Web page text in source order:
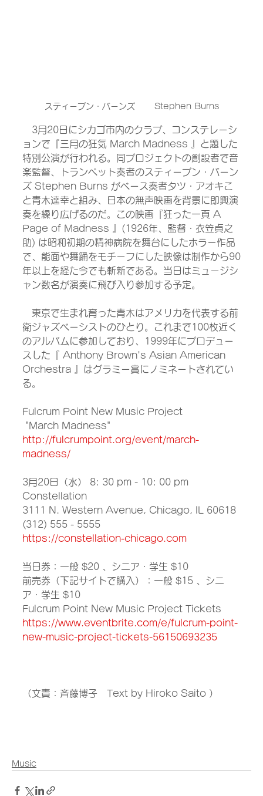
スティーブン・バーンズ 　　Stephen Burns
3月20日にシカゴ市内のクラブ、コンステレーシ
ョンで『三月の狂気 March Madness 』と題した
特別公演が行われる。同プロジェクトの創設者で音
楽監督、トランペット奏者のスティーブン・バーン
ズ Stephen Burns がベース奏者タツ・アオキこ
と青木達幸と組み、日本の無声映画を背景に即興演
奏を繰り広げるのだ。この映画『狂った一頁 A
Page of Madness 』(1926年、監督・衣笠貞之
助) は昭和初期の精神病院を舞台にしたホラー作品
で、能面や舞踊をモチーフにした映像は制作から90
年以上を経た今でも斬新である。当日はミュージシ
ャン数名が演奏に飛び入り参加する予定。
東京で生まれ育った青木はアメリカを代表する前
衛ジャズベーシストのひとり。これまで100枚近く
のアルバムに参加しており、1999年にプロデュー
スした『 Anthony Brown's Asian American
Orchestra 』はグラミー賞にノミネートされてい
る。
Fulcrum Point New Music Project
"March Madness"
http://fulcrumpoint.org/event/march-
madness/
3月20日（水） 8: 30 pm - 10: 00 pm
Constellation
3111 N. Western Avenue, Chicago, IL 60618
(312) 555 - 5555
https://constellation-chicago.com
当日券：一般 $20 、シニア・学生 $10
前売券（下記サイトで購入）：一般 $15 、シニ
ア・学生 $10
Fulcrum Point New Music Project Tickets
https://www.eventbrite.com/e/fulcrum-point-
new-music-project-tickets-56150693235
（文責：斉藤博子　Text by Hiroko Saito ）
Music